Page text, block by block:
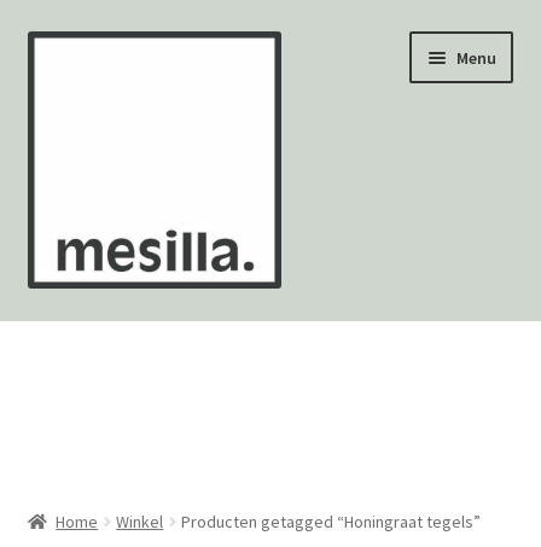
Ga
Ga
Menu
Wandtegels
Mozaïekvellen
Home Winkel Producten getagged “Honingraat tegels”